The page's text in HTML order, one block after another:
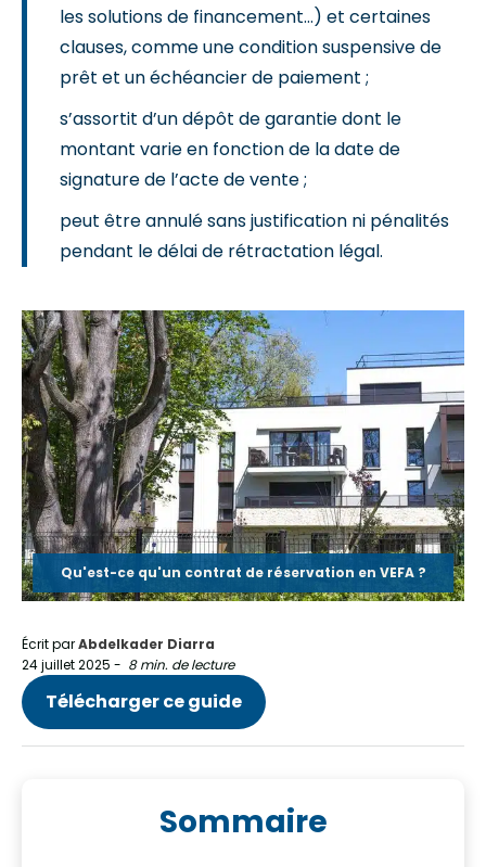
les solutions de financement…) et certaines
clauses, comme une condition suspensive de
prêt et un échéancier de paiement ;
s’assortit d’un dépôt de garantie dont le
montant varie en fonction de la date de
signature de l’acte de vente ;
peut être annulé sans justification ni pénalités
pendant le délai de rétractation légal.
Qu'est-ce qu'un contrat de réservation en VEFA ?
Écrit parAbdelkader Diarra
24 juillet 2025 - 8 min. de lecture
Télécharger ce guide
Sommaire